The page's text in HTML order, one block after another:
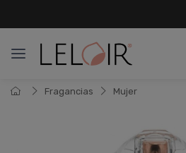
Fragancias Mujer